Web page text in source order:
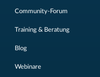
Community-Forum
Training & Beratung
Blog
Webinare